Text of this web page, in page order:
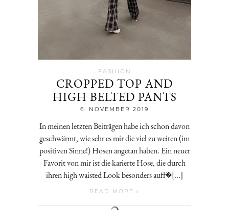
FASHION
CROPPED TOP AND
HIGH BELTED PANTS
6. NOVEMBER 2019
In meinen letzten Beiträgen habe ich schon davon
geschwärmt, wie sehr es mir die viel zu weiten (im
positiven Sinne!) Hosen angetan haben. Ein neuer
Favorit von mir ist die karierte Hose, die durch
ihren high waisted Look besonders auff�[...]
READ MORE